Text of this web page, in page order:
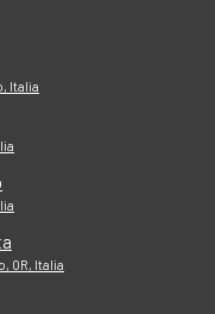
Italia
OR, Italia